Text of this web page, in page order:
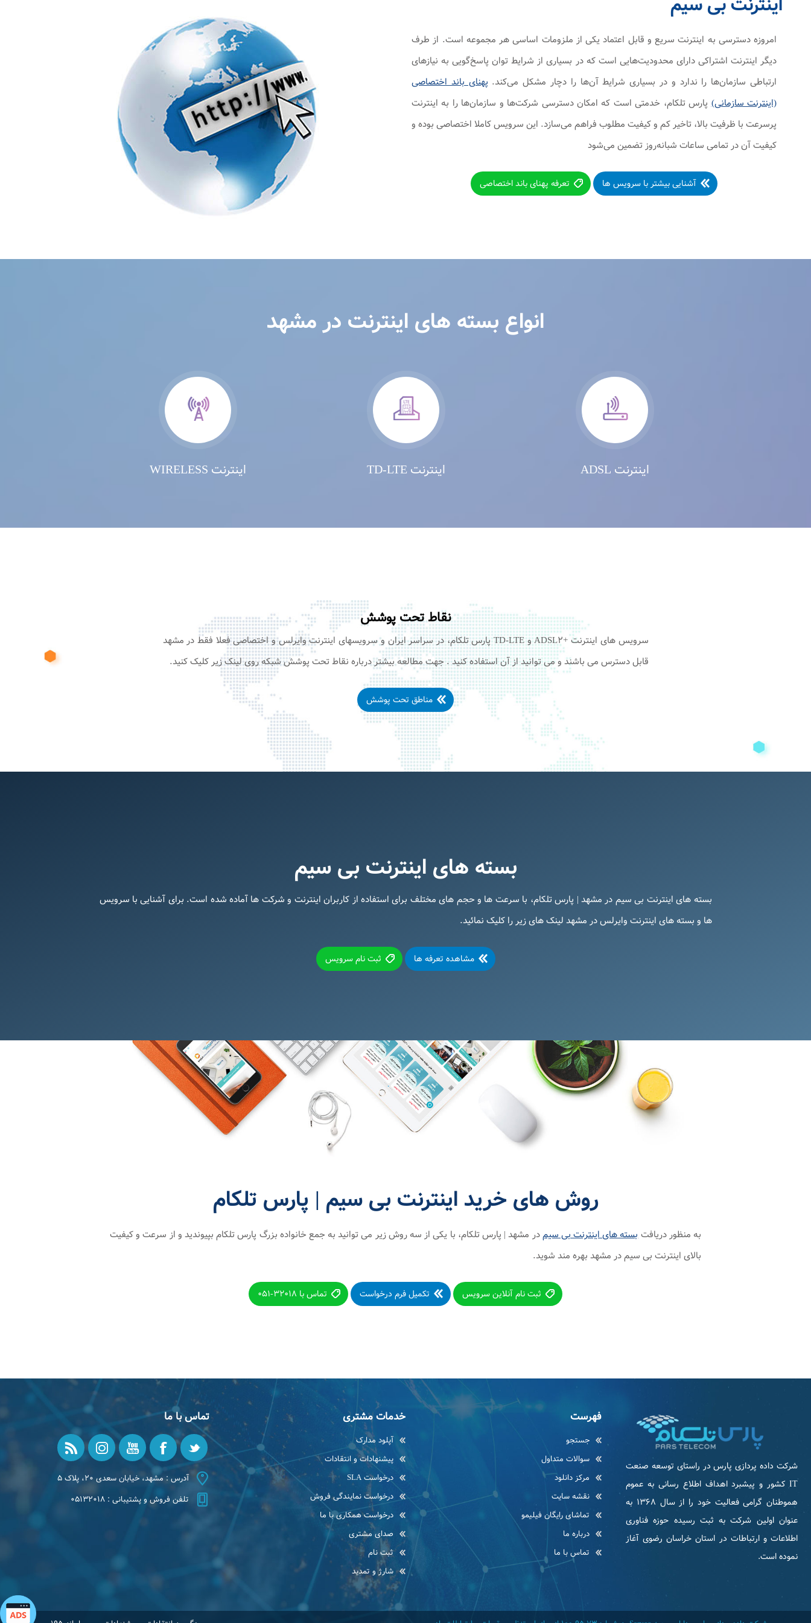
امروزه دسترسی به اینترنت سریع و قابل اعتماد یکی از ملزومات اساسی هر مجموعه است. از طرف
دیگر اینترنت اشتراکی دارای محدودیت‌هایی است که در بسیاری از شرایط توان پاسخ‌گویی به نیازهای
ارتباطی سازمان‌ها را ندارد و در بسیاری شرایط آن‌ها را دچار مشکل می‌کند. پهنای باند اختصاصی
(اینترنت سازمانی)پارس تلکام، خدمتی است که امکان دسترسی شرکت‌ها و سازمان‌ها را به اینترنت
پرسرعت با ظرفیت بالا، تاخیر کم و کیفیت مطلوب فراهم می‌سازد. این سرویس کاملا اختصاصی بوده و
کیفیت آن در تمامی ساعات شبانه‌روز تضمین می‌شود
آشنایی بیشتر با سرویس ها تعرفه پهنای باند اختصاصی
انواع بسته های اینترنت در مشهد
اینترنت ADSL اینترنت TD-LTE اینترنت WIRELESS
نقاط تحت پوشش
سرویس های اینترنت +ADSL۲ و TD-LTE پارس تلکام، در سراسر ایران و سرویسهای اینترنت وایرلس و اختصاصی فعلا فقط در مشهد
قابل دسترس می باشند و می توانید از آن استفاده کنید . جهت مطالعه بیشتر درباره نقاط تحت پوشش شبکه روی لینک زیر کلیک کنید.
مناطق تحت پوشش
بسته های اینترنت بی سیم
بسته های اینترنت بی سیم در مشهد | پارس تلکام، با سرعت ها و حجم های مختلف برای استفاده از کاربران اینترنت و شرکت ها آماده شده است. برای آشنایی با سرویس
ها و بسته های اینترنت وایرلس در مشهد لینک های زیر را کلیک نمائید.
مشاهده تعرفه ها ثبت نام سرویس
روش های خرید اینترنت بی سیم | پارس تلکام
به منظور دریافتبسته های اینترنت بی سیمدر مشهد | پارس تلکام، با یکی از سه روش زیر می توانید به جمع خانواده بزرگ پارس تلکام بپیوندید و از سرعت و کیفیت
بالای اینترنت بی سیم در مشهد بهره مند شوید.
ثبت نام آنلاین سرویس تکمیل فرم درخواست تماس با ۳۲۰۱۸-۰۵۱
شرکت داده پردازی پارس در راستای توسعه صنعت
IT كشور و پیشبرد اهداف اطلاع رسانی به عموم
هموطنان گرامی فعاليت خود را از سال ۱۳۶۸ به
عنوان اولین شرکت به ثبت رسیده حوزه فناوری
اطلاعات و ارتباطات در استان خراسان رضوی آغاز
نموده است.
فهرست
جستجو
سوالات متداول
مرکز دانلود
نقشه سایت
تماشای رایگان فیلیمو
درباره ما
تماس با ما
خدمات مشتری
آپلود مدارک
پیشنهادات و انتقادات
درخواست SLA
درخواست نمایندگی فروش
درخواست همکاری با ما
صدای مشتری
ثبت نام
شارژ و تمدید
تماس با ما
آدرس : مشهد، خیابان سعدی ۲۰، پلاک ۵
تلفن فروش و پشتیبانی : ۰۵۱۳۲۰۱۸